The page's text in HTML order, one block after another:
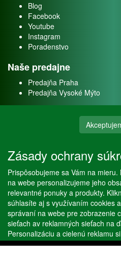
Blog
Facebook
Youtube
Instagram
Poradenstvo
Naše predajne
Predajňa Praha
Predajňa Vysoké Mýto
Naše služby
Servis
Predaj akváriových rýb
Predaj akváriových rastlín
Copyright © Stöckl spol. s r. o.
Zásady ochrany
Prispôsobujeme sa Vám na
na webe personalizujeme jeho
relevantné ponuky a produkty.
súhlasíte aj s využívaním cookies
správaní na webe pre zobrazenie
sieťach av reklamných sieťach na
Personalizáciu a cielenú reklamu
alebo kedykoľvek vypnúť po